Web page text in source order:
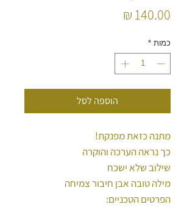
כמות *
הוספה לסל
מתנה כזאת מפנקת!
כך נראה הערכה והוקרה
שילוב שלא ישכח
מילה טובה אבן חיבור צמיחה
הפרטים הטכניים: